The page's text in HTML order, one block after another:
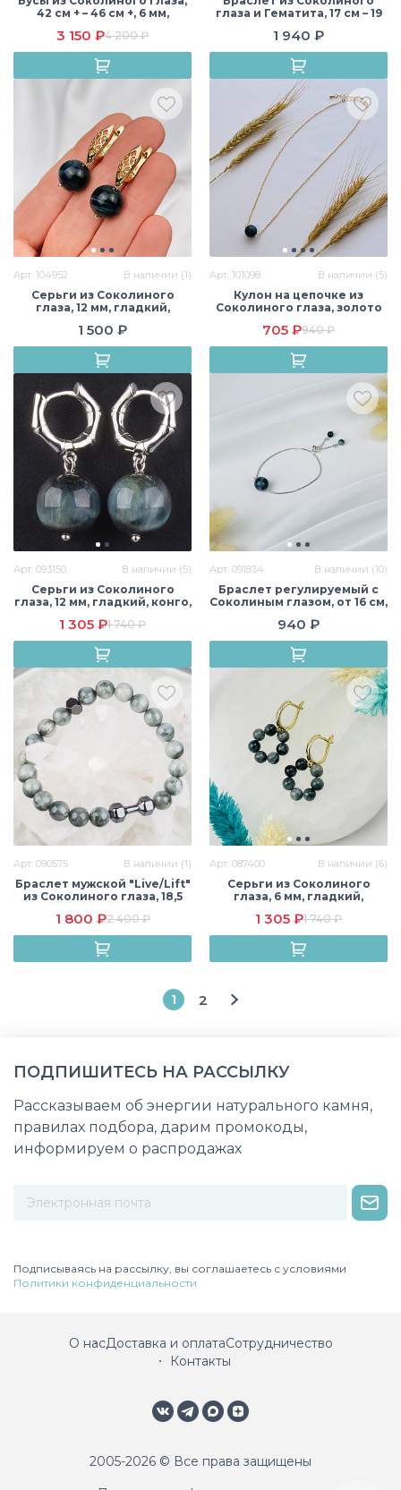
42 см + – 46 см +, 6 мм,
3 150 ₽4 200 ₽
глаза и Гематита, 17 см – 19
1 940 ₽
Арт. 104952 В наличии (1)
Серьги из Соколиного
глаза, 12 мм, гладкий,
1 500 ₽
Арт. 101098 В наличии (5)
Кулон на цепочке из
Соколиного глаза, золото
705 ₽940 ₽
Арт. 093150 В наличии (5)
Серьги из Соколиного
глаза, 12 мм, гладкий, конго,
1 305 ₽1 740 ₽
Арт. 091834 В наличии (10)
Браслет регулируемый с
Соколиным глазом, от 16 см,
940 ₽
Арт. 090575 В наличии (1)
Браслет мужской "Live/Lift"
из Соколиного глаза, 18,5
1 800 ₽2 400 ₽
Арт. 087400 В наличии (6)
Серьги из Соколиного
глаза, 6 мм, гладкий,
1 305 ₽1 740 ₽
1 2
ПОДПИШИТЕСЬ НА РАССЫЛКУ
Рассказываем об энергии натурального камня,
правилах подбора, дарим промокоды,
информируем о распродажах
Подписываясь на рассылку, вы соглашаетесь с условиями
Политики конфиденциальности
О насДоставка и оплатаСотрудничество
Контакты
2005-2026 © Все права защищены